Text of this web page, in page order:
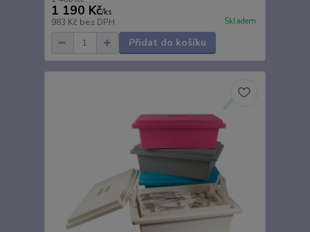
1 190 Kč/ks
983 Kč bez DPH Skladem
Přidat do košíku